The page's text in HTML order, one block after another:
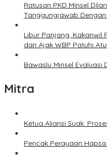
Ratusan PKD Minsel
Tanggungjawab Dengan
Libur Panjang, Kakanwil
dan Ajak WBP Patuhi
Bawaslu Minsel Evaluasi
Mitra
Ketua Aliansi Suak:
Pencak Perayaan